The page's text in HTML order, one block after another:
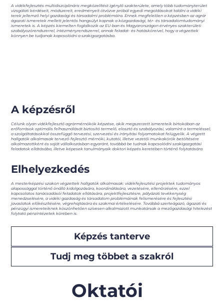
A képzésről
Célunk olyan vidékfejlesztő agrármérnökök képzése, akik megszerzett ismereteik birtokában az
erőforrások optimális felhasználását biztosító termelő, elosztó és szabályozási, valamint a termeléssel,
a szolgáltatásokkal összefüggő tervezési, szervezési és irányítási folyamatokat felügyelik. A végzett
hallgatók alkalmasak tervező-fejlesztő mérnöki, kutatói, illetve vezetői munkakörök betöltésére
alkalmazottként és saját vállalkozásban egyaránt, továbbá be tudnak kapcsolódni szakigazgatási
feladatok ellátásába, illetve képesek tanulmányaik doktori képzés keretében történő folytatására.
A vidékfejlesztés multidiszciplináris megközelítést igénylő szakterülete, amely több tudományterület
vizsgálati kérdéseit, módszereit, eredményeit ötvözve próbál egyedi megoldásokat találni a vidéki
terek jellemző helyi gazdasági és társadalmi problémáira. Ennek megfelelően a képzésben az agrár
ágazati ismeretek mellett jelentős hangsúlyt kapnak a közgazdasági, tér- és társadalomtudományi
ismeretek is. A képzés kiemelten foglalkozik az EU-ban és Magyarországon érvényes szakterületi
szabályozórendszerrel, intézményrendszerrel, annak feladat- és hatásköreivel, hogy a végzettek
könnyen be tudjanak kapcsolódni a szakigazgatásba.
Elhelyezkedés
A mesterképzési szakon végzettek hallgatók alkalmasak: vidékfejlesztési projektek tudományos
alapossággal történő önálló kidolgozására, koordinálására, vezetésére, ellenőrzésére, ezzel
kapcsolatos tanácsadásói feladatok ellátására, projektfejlesztésre, pályázati tevékenység
menedzselésére, a vidéki gazdaság és társadalom problémáinak felismerésére és fejlesztési
javaslatok előkészítésére, végrehajtására és szakmai értékelésére. Továbbá szerteágazó, ágazati és
pénzügyi ismereteiknek köszönhetően szívesen alkalmazott munkatársak a mezőgazdasági hitelezést
folytató pénzintézetek körében is.
Képzés tanterve
Tudj meg többet a szakról
Oktatói